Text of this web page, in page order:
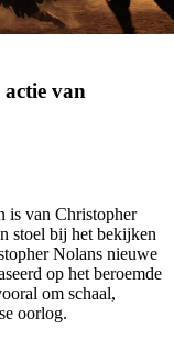
actie van
is van Christopher
stoel bij het bekijken
Nolans nieuwe
op het beroemde
om schaal,
oorlog.